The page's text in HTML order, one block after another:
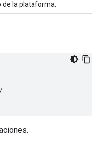
de la plataforma.